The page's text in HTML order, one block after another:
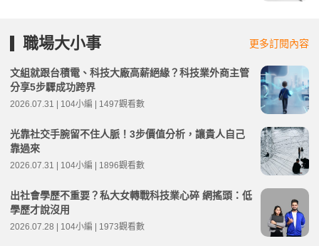
職場大小事 更多訂閱內容
文組就跟台積電、科技大廠高薪絕緣？科技業外商主管
分享5步驟成功跨界
2026.07.31 | 104小編 | 1497觀看數
光靠社交手腕留不住人脈！3步價值分析，讓貴人自己
靠過來
2026.07.31 | 104小編 | 1896觀看數
出社會學歷不重要？私大女轉戰科技業心碎 網搖頭：低
學歷才說沒用
2026.07.28 | 104小編 | 1973觀看數